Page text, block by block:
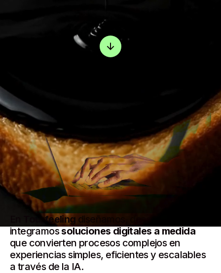
Tourfeeling diseñamos, desarrollamos e
integramossoluciones digitales a medida
que convierten procesos complejos en
experiencias simples, eficientes y escalables
a través de la IA.